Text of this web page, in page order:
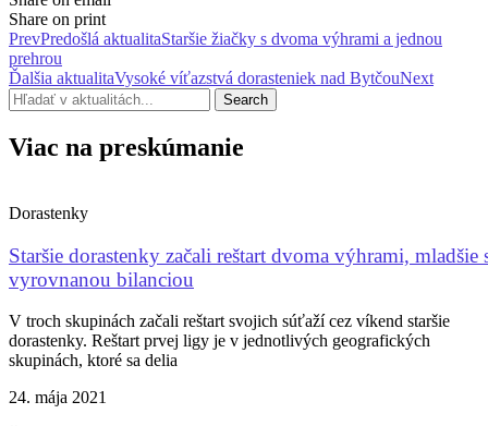
Share on print
PrevPredošlá aktualitaStaršie žiačky s dvoma výhrami a jednou
prehrou
Ďalšia aktualitaVysoké víťazstvá dorasteniek nad BytčouNext
Search
Viac na preskúmanie
Dorastenky
Staršie dorastenky začali reštart dvoma výhrami, mladšie
vyrovnanou bilanciou
V troch skupinách začali reštart svojich súťaží cez víkend staršie
dorastenky. Reštart prvej ligy je v jednotlivých geografických
skupinách, ktoré sa delia
24. mája 2021